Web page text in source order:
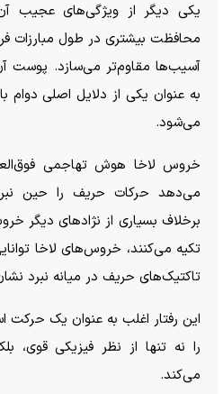
یکی دیگر از ویژگی‌های عجیب
محافظت بیشتری در طول مبارزات
آسیب‌ها مقاوم‌تر می‌سازد. پوست
به عنوان یکی از دلایل اصلی دوام
می‌شود.
خروس لاخا هوش تهاجمی
می‌دهد حرکات حریف را حین
برخلاف بسیاری از نژاد‌های دیگر
تکیه می‌کنند، خروس‌های لاخا
تاکتیک‌های حریف در میانه نبرد
این رفتار اغلب به عنوان یک
را نه تنها از نظر فیزیکی قوی،
می‌کند.